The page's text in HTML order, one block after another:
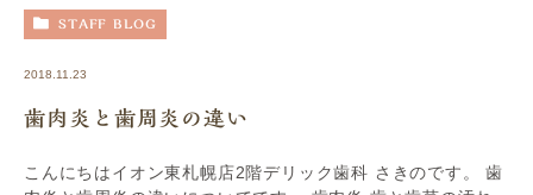
STAFF BLOG
2018.11.23
歯肉炎と歯周炎の違い
こんにちはイオン東札幌店2階デリック歯科 さきのです。 歯